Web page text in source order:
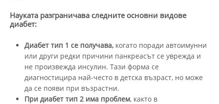
Науката разграничава следните основни видове
диабет:
Диабет тип 1 се получава, когато поради автоимунни
или други редки причини панкреасът се уврежда и
не произвежда инсулин. Тази форма се
диагностицира най-често в детска възраст, но може
да се появи при възрастни.
При диабет тип 2 има проблем, както в